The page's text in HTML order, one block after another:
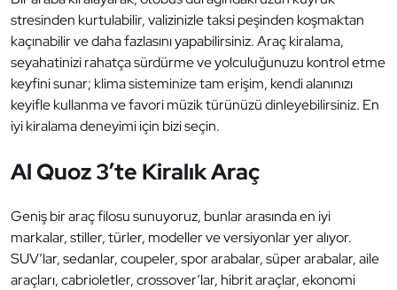
stresinden kurtulabilir, valizinizle taksi peşinden koşmaktan
kaçınabilir ve daha fazlasını yapabilirsiniz. Araç kiralama,
seyahatinizi rahatça sürdürme ve yolculuğunuzu kontrol etme
keyfini sunar; klima sisteminize tam erişim, kendi alanınızı
keyifle kullanma ve favori müzik türünüzü dinleyebilirsiniz. En
iyi kiralama deneyimi için bizi seçin.
Al Quoz 3’te Kiralık Araç
Geniş bir araç filosu sunuyoruz, bunlar arasında en iyi
markalar, stiller, türler, modeller ve versiyonlar yer alıyor.
SUV’lar, sedanlar, coupeler, spor arabalar, süper arabalar, aile
araçları, cabrioletler, crossover’lar, hibrit araçlar, ekonomi